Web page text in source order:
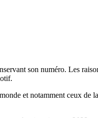
son numéro. Les
et notamment ceux de